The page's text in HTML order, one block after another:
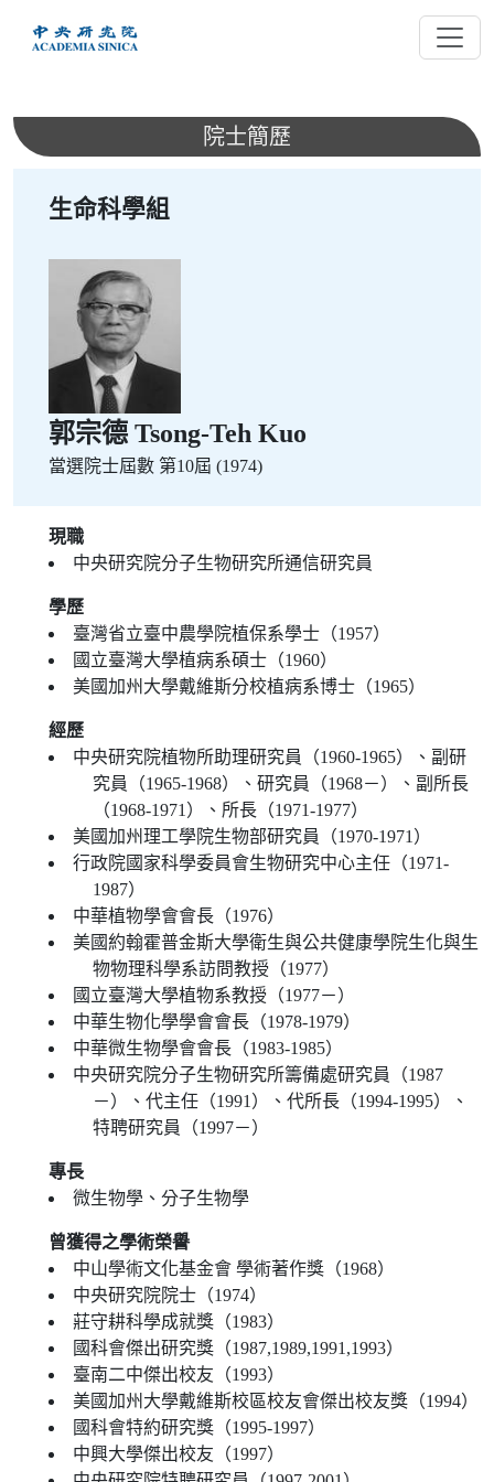
內
院士簡歷
生命科學組
郭宗德 Tsong-Teh Kuo
當選院士屆數 第10屆 (1974)
現職
中央研究院分子生物研究所通信研究員
學歷
臺灣省立臺中農學院植保系學士（1957）
國立臺灣大學植病系碩士（1960）
美國加州大學戴維斯分校植病系博士（1965）
經歷
中央研究院植物所助理研究員（1960-1965）、副研
究員（1965-1968）、研究員（1968－）、副所長
（1968-1971）、所長（1971-1977）
美國加州理工學院生物部研究員（1970-1971）
行政院國家科學委員會生物研究中心主任（1971-
1987）
中華植物學會會長（1976）
美國約翰霍普金斯大學衛生與公共健康學院生化與生
物物理科學系訪問教授（1977）
國立臺灣大學植物系教授（1977－）
中華生物化學學會會長（1978-1979）
中華微生物學會會長（1983-1985）
中央研究院分子生物研究所籌備處研究員（1987
－）、代主任（1991）、代所長（1994-1995）、
特聘研究員（1997－）
專長
微生物學、分子生物學
曾獲得之學術榮譽
中山學術文化基金會 學術著作獎（1968）
中央研究院院士（1974）
莊守耕科學成就獎（1983）
國科會傑出研究獎（1987,1989,1991,1993）
臺南二中傑出校友（1993）
美國加州大學戴維斯校區校友會傑出校友獎（1994）
國科會特約研究獎（1995-1997）
中興大學傑出校友（1997）